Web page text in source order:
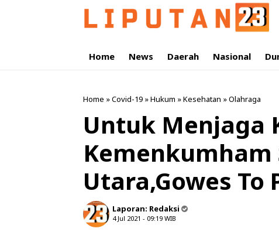
Home News Daerah Nasional
Home »Covid-19 »Hukum »Kesehatan »Olahraga
Untuk Menjaga
Kemenkumham
Utara,Gowes To
Laporan: Redaksi
4 Jul 2021 - 09:19 WIB